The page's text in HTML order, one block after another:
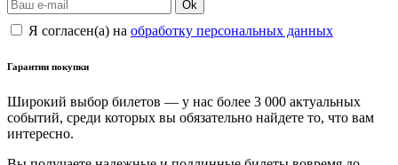
Ok
Я согласен(а) на обработку персональных данных
Гарантии покупки
Широкий выбор билетов — у нас более 3 000 актуальных
событий, среди которых вы обязательно найдете то, что вам
интересно.